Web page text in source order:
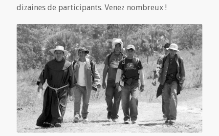
dizaines de participants. Venez nombreux !